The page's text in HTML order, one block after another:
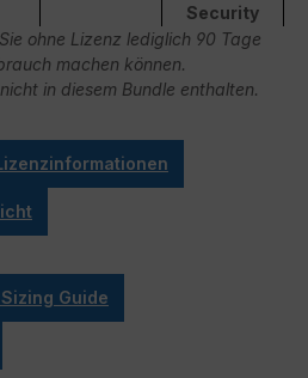
Security
ohne Lizenz lediglich 90 Tage
machen können.
in diesem Bundle enthalten.
Guide